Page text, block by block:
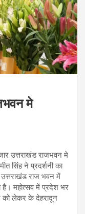
मे
उत्तराखंड राजभवन मे
सिंह ने प्रदर्शनी का
राज भवन में
है। महोत्सव में प्रदेश भर
को लेकर के देहरादून